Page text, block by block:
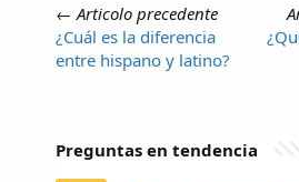
← Articolo precedente
¿Cuál es la diferencia
entre hispano y latino?
Preguntas en tendencia